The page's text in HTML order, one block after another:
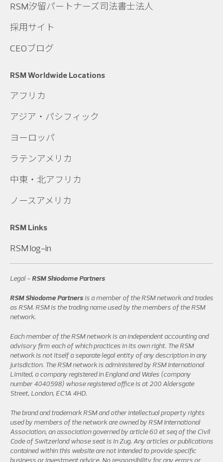
RSM汐留パートナーズ司法書士法人
採用サイト
CEOブログ
RSM Worldwide Locations
アフリカ
アジア・パシフィック
ヨーロッパ
ラテンアメリカ
中東・北アフリカ
ノースアメリカ
RSM Links
RSM log-in
Legal -RSM Shiodome Partners
RSM Shiodome Partners is a member of the RSM network and trades
as RSM. RSM is the trading name used by the members of the RSM
network.
Each member of the RSM network is an independent accounting and
advisory firm each of which practices in its own right. The RSM
network is not itself a separate legal entity of any description in any
jurisdiction. The RSM network is administered by RSM International
Limited, a company registered in England and Wales (company
number 4040598) whose registered office is at 200 Aldersgate
Street, London, EC1A 4HD.
The brand and trademark RSM and other intellectual property rights
used by members of the network are owned by RSM International
Association, an association governed by article 60 et seq of the Civil
Code of Switzerland whose seat is in Zug. Any articles or publications
contained within this website are not intended to provide specific